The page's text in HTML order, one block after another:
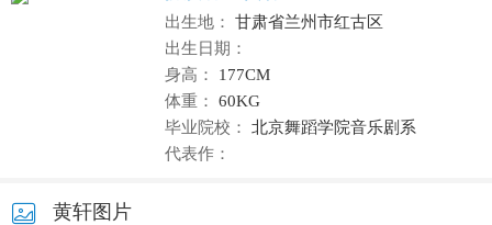
出生地：
甘肃省兰州市红古区
出生日期：
身高：
177CM
体重：
60KG
毕业院校：
北京舞蹈学院音乐剧系
代表作：
黄轩图片